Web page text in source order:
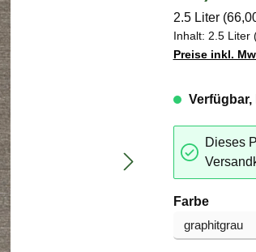
2.5 Liter
Inhalt: 2.5 Liter
Preise inkl.
Verfügbar,
Dieses
Farbe